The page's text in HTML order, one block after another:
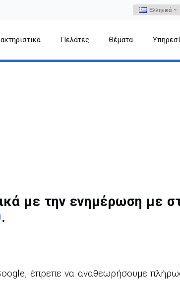
Ελληνικά
Πελάτες Θέματα
με την ενημέρωση με
.
έπρεπε να αναθεωρήσουμε